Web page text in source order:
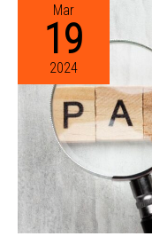
Mar
19
2024